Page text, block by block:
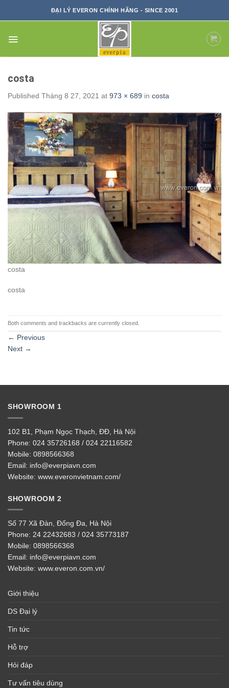
ĐẠI LÝ EVERON CHÍNH HÃNG - SINCE 2001
costa
Published Tháng 8 27, 2021 at 973 × 689 in costa
costa
costa
Both comments and trackbacks are currently closed.
← Previous
Next →
SHOWROOM 1
102 B1, Phạm Ngọc Thạch, ĐĐ, Hà Nội
Phone: 024 35726168 / 024 22116582
Mobile: 0898566368
Email: info@everpiavn.com
Website: www.everonvietnam.com/
SHOWROOM 2
Số 77 Xã Đàn, Đống Đa, Hà Nội
Phone: 24 22432683 / 024 35773187
Mobile: 0898566368
Email: info@everpiavn.com
Website: www.everon.com.vn/
Giới thiệu
DS Đại lý
Tin tức
Hỗ trợ
Hỏi đáp
Tư vấn tiêu dùng